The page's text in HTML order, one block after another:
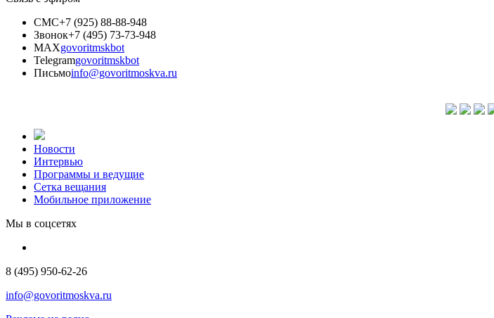
СМС+7 (925) 88-88-948
Звонок+7 (495) 73-73-948
MAXgovoritmskbot
Telegramgovoritmskbot
Письмоinfo@govoritmoskva.ru
Новости
Интервью
Программы и ведущие
Сетка вещания
Мобильное приложение
Мы в соцсетях
8 (495) 950-62-26
info@govoritmoskva.ru